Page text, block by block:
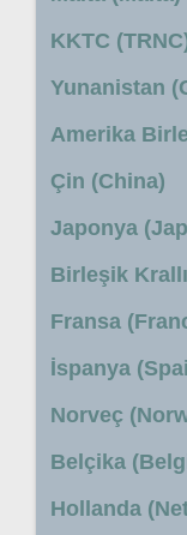
KKTC
Yunanistan
Amerika
Çin (China)
Japonya
Birleşik
Fransa
İspanya
Norveç
Belçika
Hollanda